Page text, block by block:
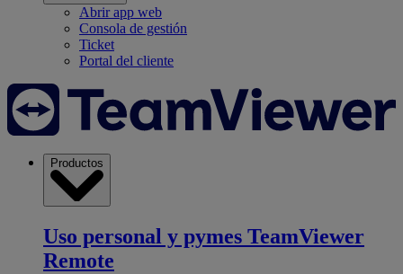
Abrir app web
Consola de gestión
Ticket
Portal del cliente
Productos
Uso personal y pymes TeamViewer
Remote